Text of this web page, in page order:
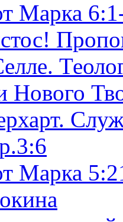
Марка
Нового
Марка